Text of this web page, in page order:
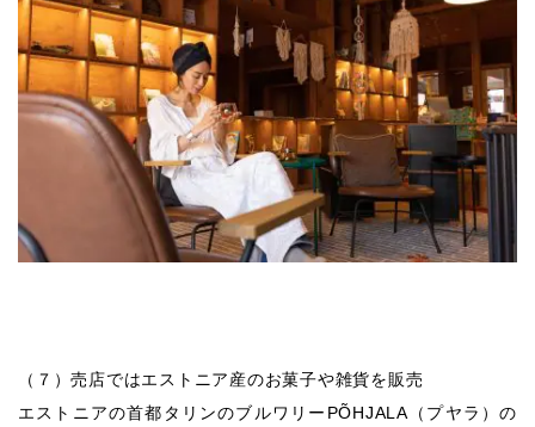
（７）売店ではエストニア産のお菓子や雑貨を販売
エストニアの首都タリンのブルワリーPÕHJALA（プヤラ）の